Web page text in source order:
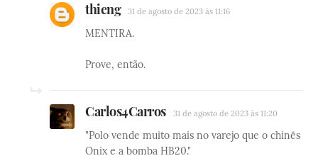
thieng 31 de agosto de 2023 às 11:16
MENTIRA.
Prove, então.
Carlos4Carros 31 de agosto de 2023 às 11:20
"Polo vende muito mais no varejo que o chinês
Onix e a bomba HB20."